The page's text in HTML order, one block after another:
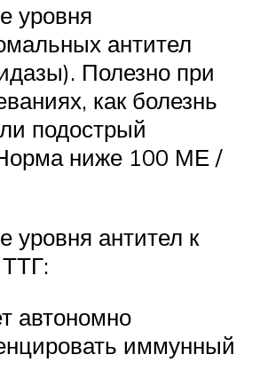
уровня
антител
Полезно при
как болезнь
подострый
ниже 100 МЕ /
уровня антител к
автономно
иммунный